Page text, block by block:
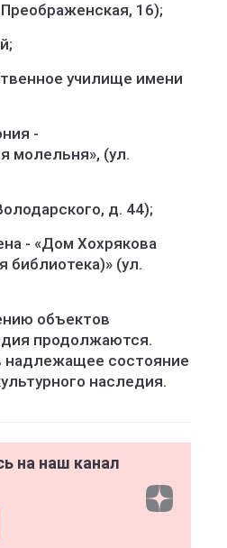
16);
училище имени
-
молельня», (ул.
д. 44);
- «Дом Хохрякова
библиотека)» (ул.
объектов
продолжаются.
надлежащее состояние
наследия.
на наш канал